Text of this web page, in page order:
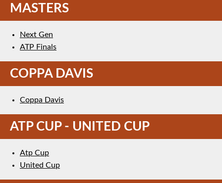
MASTERS
Next Gen
ATP Finals
COPPA DAVIS
Coppa Davis
ATP CUP - UNITED CUP
Atp Cup
United Cup